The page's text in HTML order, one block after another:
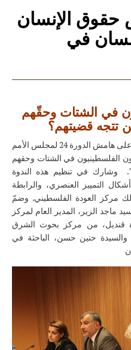
لمجلس حقوق الإنسان
في
في الشتات وحقّهم
تتجه قضيتهم؟
نظّم مركز جنيف الدولي للعدالة ندوة على هامش الدورة 24 لمجلس الأمم
الفلسطينيون في الشتات وحقهم
وشارك في تنظيم هذه الندوة
التمييز العنصري، والرابطة
مركز العودة الفلسطيني. وضمّ
ماجد الزير، المدير العام لمركز
قنديل، من مركز بحوث الشرق
والسيدة حنين حسن، الباحثة في